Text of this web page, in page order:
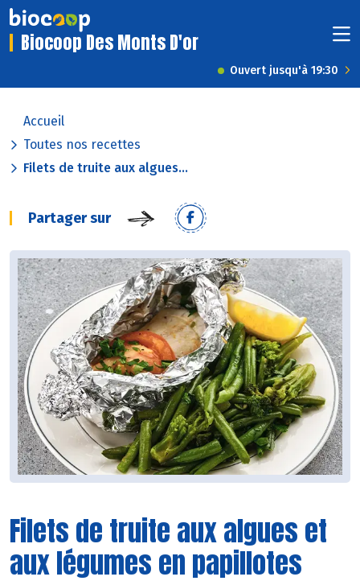
Biocoop Des Monts D'or
Ouvert jusqu'à 19:30
Accueil
Toutes nos recettes
Filets de truite aux algues...
Partager sur
Filets de truite aux algues et
aux légumes en papillotes